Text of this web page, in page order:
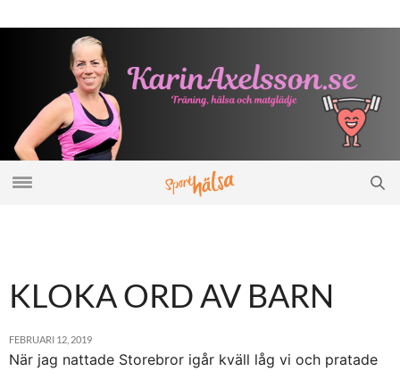
KLOKA ORD AV BARN
FEBRUARI 12, 2019
När jag nattade Storebror igår kväll låg vi och pratade